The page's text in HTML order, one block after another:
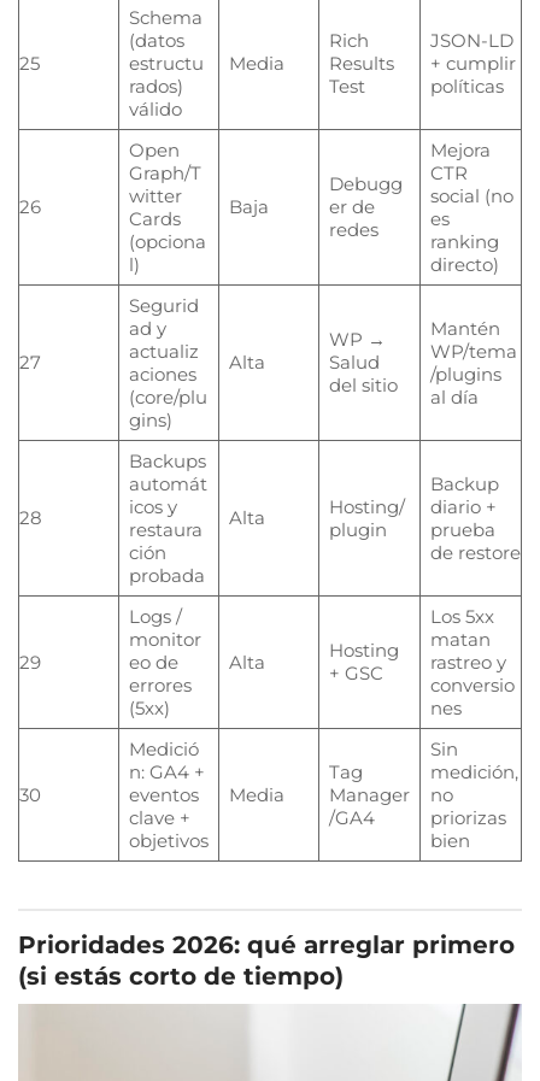
25
Schema
(datos
estructu
rados)
válido
Media
Rich
Results
Test
JSON-LD
+ cumplir
políticas
26
Open
Graph/T
witter
Cards
(opciona
l)
Baja
Debugg
er de
redes
Mejora
CTR
social (no
es
ranking
directo)
27
Segurid
ad y
actualiz
aciones
(core/plu
gins)
Alta
WP →
Salud
del sitio
Mantén
WP/tema
/plugins
al día
28
Backups
automát
icos y
restaura
ción
probada
Alta
Hosting/
plugin
Backup
diario +
prueba
de restore
29
Logs /
monitor
eo de
errores
(5xx)
Alta
Hosting
+ GSC
Los 5xx
matan
rastreo y
conversio
nes
30
Medició
n: GA4 +
eventos
clave +
objetivos
Media
Tag
Manager
/GA4
Sin
medición,
no
priorizas
bien
Prioridades 2026: qué arreglar primero
(si estás corto de tiempo)